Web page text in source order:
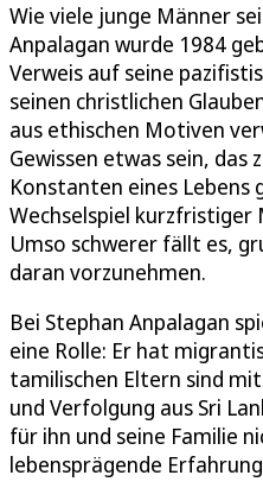
Wie viele junge Männer
Anpalagan wurde 1984
Verweis auf seine
seinen christlichen
aus ethischen Motiven
Gewissen etwas sein, das
Konstanten eines Lebens
Wechselspiel
Umso schwerer fällt es,
daran vorzunehmen.
Bei Stephan Anpalagan
eine Rolle: Er hat
tamilischen Eltern sind
und Verfolgung aus Sri
für ihn und seine Familie
lebensprägende